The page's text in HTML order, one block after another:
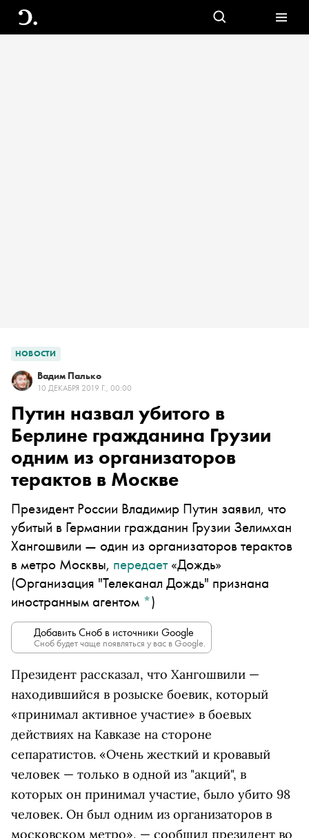
НОВОСТИ
Вадим Палько
10 ДЕКАБРЯ 2019 Г., 00:00
Путин назвал убитого в
Берлине гражданина Грузии
одним из организаторов
терактов в Москве
Президент России Владимир Путин заявил, что
убитый в Германии гражданин Грузии Зелимхан
Хангошвили — один из организаторов терактов
в метро Москвы, передает«Дождь»
(Организация "Телеканал Дождь" признана
иностранным агентом *)
Добавить Сноб в источники Google
Сноб будет чаще появляться у вас в Google.
Президент рассказал, что Хангошвили —
находившийся в розыске боевик, который
«принимал активное участие» в боевых
действиях на Кавказе на стороне
сепаратистов. «Очень жесткий и кровавый
человек — только в одной из "акций", в
которых он принимал участие, было убито 98
человек. Он был одним из организаторов в
московском метро», — сообщил президент во